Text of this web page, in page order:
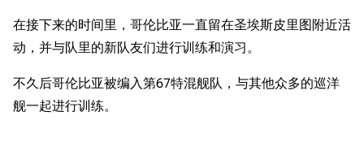
在接下来的时间里，哥伦比亚一直留在圣埃斯皮里图附近活
动，并与队里的新队友们进行训练和演习。
不久后哥伦比亚被编入第67特混舰队，与其他众多的巡洋
舰一起进行训练。